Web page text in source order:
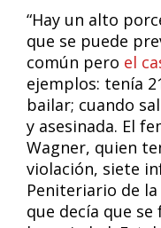
“Hay un alto
que se puede
común pero el
ejemplos: tenía
bailar; cuando
y asesinada. El
Wagner, quien
violación, siete
Peniteriario de
que decía que